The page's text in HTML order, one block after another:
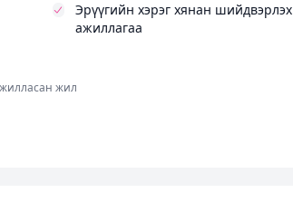
Эрүүгийн хэрэг хянан шийдвэрлэх
ажиллагаа
жил